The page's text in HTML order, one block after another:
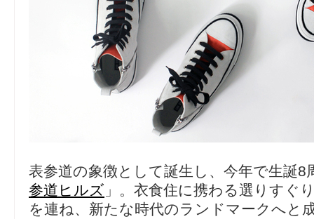
表参道の象徴として誕生し、今年で生誕8
参道ヒルズ 」。衣食住に携わる選りすぐ
を連ね、新たな時代のランドマークへと